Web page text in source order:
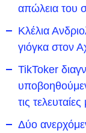
απώλεια του
Κλέλια
γιόγκα στον
TikToker
τις
Δύο